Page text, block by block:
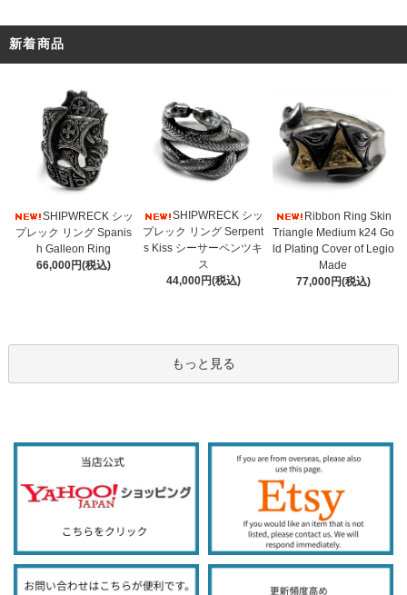
新着商品
SHIPWRECK シッ
プレック リング Spanis
h Galleon Ring
66,000円(税込)
SHIPWRECK シッ
プレック リング Serpent
s Kiss シーサーペンツキ
ス
44,000円(税込)
Ribbon Ring Skin
Triangle Medium k24 Go
ld Plating Cover of Legio
Made
77,000円(税込)
もっと見る